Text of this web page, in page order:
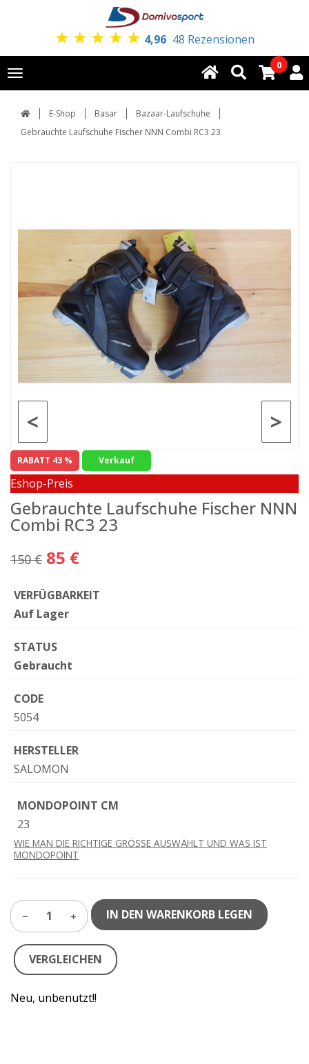
★ ★ ★ ★ ★ 4,96 48 Rezensionen
Toggle
navigation
0
E-Shop Basar
Bazaar-Laufschuhe
Gebrauchte Laufschuhe Fischer NNN Combi RC3 23
>
<
RABATT 43 % Verkauf
Eshop-Preis
Gebrauchte Laufschuhe Fischer NNN
Combi RC3 23
150 € 85 €
VERFÜGBARKEIT
Auf Lager
STATUS
Gebraucht
CODE
5054
HERSTELLER
SALOMON
MONDOPOINT CM
23
WIE MAN DIE RICHTIGE GRÖSSE AUSWÄHLT UND WAS IST
MONDOPOINT
1 IN DEN WARENKORB LEGEN
VERGLEICHEN
Neu, unbenutzt!!